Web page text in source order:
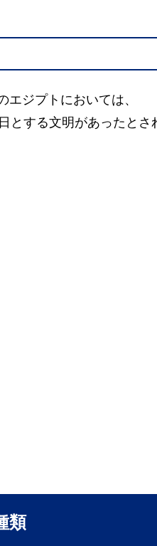
エジプトにおいては、
とする文明があったとさ
類